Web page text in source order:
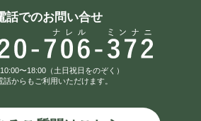
話でのお問い合せ
〜18:00（土日祝日をのぞく）
からもご利用いただけます。